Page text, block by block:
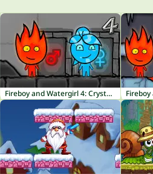
Fireboy and Watergirl 4: Crystal Temple